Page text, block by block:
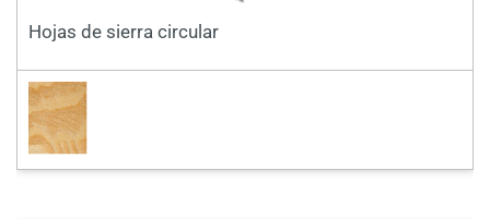
Hojas de sierra circular